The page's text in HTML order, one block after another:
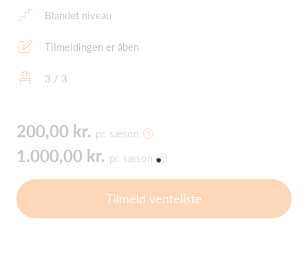
Blandet niveau
Tilmeldingen er åben
3 / 3
200,00 kr. pr. sæson
1.000,00 kr. pr. sæson
Tilmeld venteliste